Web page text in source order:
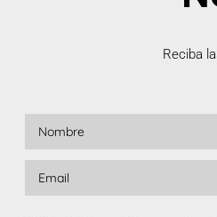
Reciba